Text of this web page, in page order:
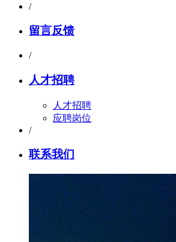
/
留言反馈
/
人才招聘
人才招聘
应聘岗位
/
联系我们